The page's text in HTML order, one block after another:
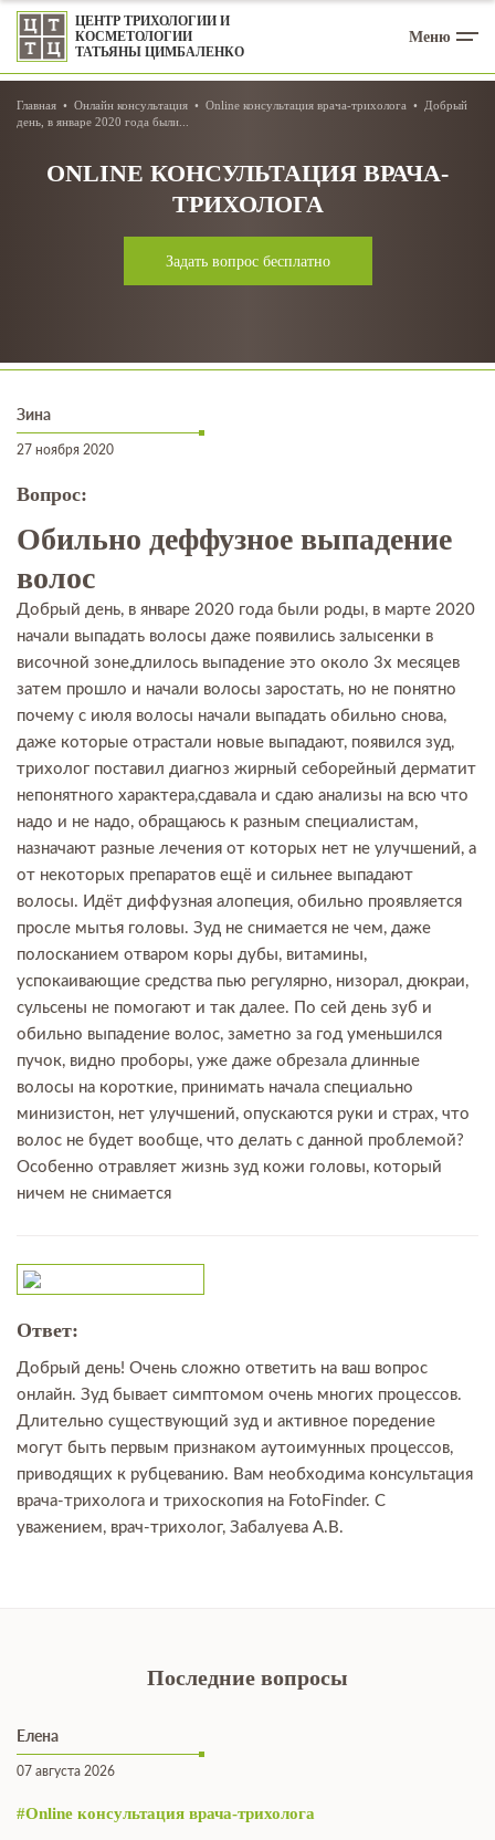
ЦЕНТР ТРИХОЛОГИИ И
КОСМЕТОЛОГИИ
ТАТЬЯНЫ ЦИМБАЛЕНКО
Меню
Главная Онлайн консультация Online консультация врача-трихолога
Добрый
день, в январе 2020 года были...
ONLINE КОНСУЛЬТАЦИЯ ВРАЧА-
ТРИХОЛОГА
Задать вопрос бесплатно
Зина
27 ноября 2020
Вопрос:
Обильно деффузное выпадение
волос
Добрый день, в январе 2020 года были роды, в марте 2020
начали выпадать волосы даже появились залысенки в
височной зоне,длилось выпадение это около 3х месяцев
затем прошло и начали волосы заростать, но не понятно
почему с июля волосы начали выпадать обильно снова,
даже которые отрастали новые выпадают, появился зуд,
трихолог поставил диагноз жирный себорейный дерматит
непонятного характера,сдавала и сдаю анализы на всю что
надо и не надо, обращаюсь к разным специалистам,
назначают разные лечения от которых нет не улучшений, а
от некоторых препаратов ещё и сильнее выпадают
волосы. Идёт диффузная алопеция, обильно проявляется
просле мытья головы. Зуд не снимается не чем, даже
полосканием отваром коры дубы, витамины,
успокаивающие средства пью регулярно, низорал, дюкраи,
сульсены не помогают и так далее. По сей день зуб и
обильно выпадение волос, заметно за год уменьшился
пучок, видно проборы, уже даже обрезала длинные
волосы на короткие, принимать начала специально
минизистон, нет улучшений, опускаются руки и страх, что
волос не будет вообще, что делать с данной проблемой?
Особенно отравляет жизнь зуд кожи головы, который
ничем не снимается
Ответ:
Добрый день! Очень сложно ответить на ваш вопрос
онлайн. Зуд бывает симптомом очень многих процессов.
Длительно существующий зуд и активное поредение
могут быть первым признаком аутоимунных процессов,
приводящих к рубцеванию. Вам необходима консультация
врача-трихолога и трихоскопия на FotoFinder. С
уважением, врач-трихолог, Забалуева А.В.
Последние вопросы
Елена
07 августа 2026
#Online консультация врача-трихолога